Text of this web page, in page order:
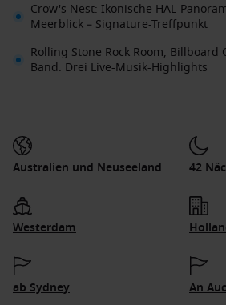
Crow's Nest: Ikonische HAL-
Meerblick – Signature-Treffpunkt
Rolling Stone Rock Room, Billboard
Band: Drei Live-Musik-Highlights
Australien und Neuseeland 42
Westerdam
ab Sydney An